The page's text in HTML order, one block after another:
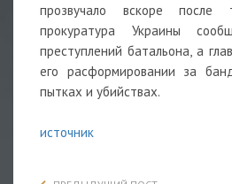
прозвучало вскоре после
прокуратура Украины
преступлений батальона, а
его расформировании за
пытках и убийствах.
источник